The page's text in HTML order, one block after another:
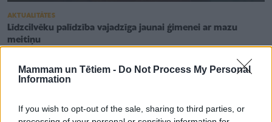
Mammam un Tētiem - Do Not Process My Personal
Information
If you wish to opt-out of the sale, sharing to third parties, or
AKTUALITĀTES
Līdzcilvēku palīdzība vajadzīga jaunai ģimenei ar mazu
meitiņu